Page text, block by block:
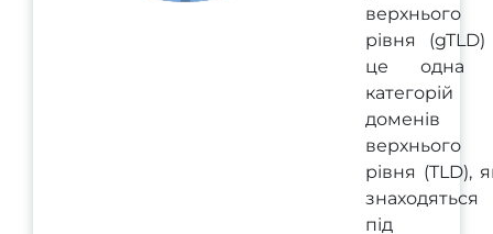
верхнього
рівня
це одна
категорій
доменів
верхнього
рівня (TLD),
знаходяться
під